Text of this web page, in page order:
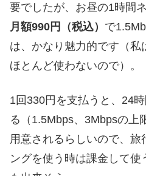
要でしたが、お昼の1時間
月額990円（税込） で
は、かなり魅力的です（私
ほとんど使わないので）。
1回330円を支払うと、24
る（1.5Mbps、3Mbpsの上
用意されるらしいので、旅
ングを使う時は課金して